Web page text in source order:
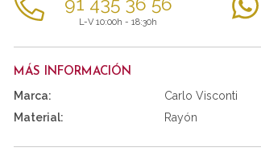
L-V 10:00h - 18:30h
MÁS INFORMACIÓN
Marca:
Carlo Visconti
Material:
Rayón